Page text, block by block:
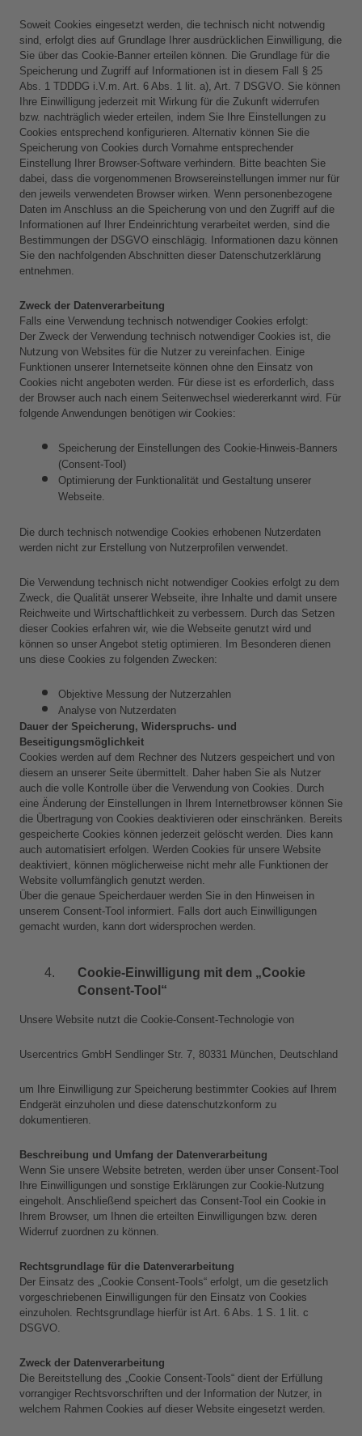
Soweit Cookies eingesetzt werden, die technisch nicht notwendig
sind, erfolgt dies auf Grundlage Ihrer ausdrücklichen Einwilligung, die
Sie über das Cookie-Banner erteilen können. Die Grundlage für die
Speicherung und Zugriff auf Informationen ist in diesem Fall § 25
Abs. 1 TDDDG i.V.m. Art. 6 Abs. 1 lit. a), Art. 7 DSGVO. Sie können
Ihre Einwilligung jederzeit mit Wirkung für die Zukunft widerrufen
bzw. nachträglich wieder erteilen, indem Sie Ihre Einstellungen zu
Cookies entsprechend konfigurieren. Alternativ können Sie die
Speicherung von Cookies durch Vornahme entsprechender
Einstellung Ihrer Browser-Software verhindern. Bitte beachten Sie
dabei, dass die vorgenommenen Browsereinstellungen immer nur für
den jeweils verwendeten Browser wirken. Wenn personenbezogene
Daten im Anschluss an die Speicherung von und den Zugriff auf die
Informationen auf Ihrer Endeinrichtung verarbeitet werden, sind die
Bestimmungen der DSGVO einschlägig. Informationen dazu können
Sie den nachfolgenden Abschnitten dieser Datenschutzerklärung
entnehmen.
Zweck der Datenverarbeitung
Falls eine Verwendung technisch notwendiger Cookies erfolgt:
Der Zweck der Verwendung technisch notwendiger Cookies ist, die
Nutzung von Websites für die Nutzer zu vereinfachen. Einige
Funktionen unserer Internetseite können ohne den Einsatz von
Cookies nicht angeboten werden. Für diese ist es erforderlich, dass
der Browser auch nach einem Seitenwechsel wiedererkannt wird. Für
folgende Anwendungen benötigen wir Cookies:
Speicherung der Einstellungen des Cookie-Hinweis-Banners
(Consent-Tool)
Optimierung der Funktionalität und Gestaltung unserer
Webseite.
Die durch technisch notwendige Cookies erhobenen Nutzerdaten
werden nicht zur Erstellung von Nutzerprofilen verwendet.
Die Verwendung technisch nicht notwendiger Cookies erfolgt zu dem
Zweck, die Qualität unserer Webseite, ihre Inhalte und damit unsere
Reichweite und Wirtschaftlichkeit zu verbessern. Durch das Setzen
dieser Cookies erfahren wir, wie die Webseite genutzt wird und
können so unser Angebot stetig optimieren. Im Besonderen dienen
uns diese Cookies zu folgenden Zwecken:
Objektive Messung der Nutzerzahlen
Analyse von Nutzerdaten
Dauer der Speicherung, Widerspruchs- und
Beseitigungsmöglichkeit
Cookies werden auf dem Rechner des Nutzers gespeichert und von
diesem an unserer Seite übermittelt. Daher haben Sie als Nutzer
auch die volle Kontrolle über die Verwendung von Cookies. Durch
eine Änderung der Einstellungen in Ihrem Internetbrowser können Sie
die Übertragung von Cookies deaktivieren oder einschränken. Bereits
gespeicherte Cookies können jederzeit gelöscht werden. Dies kann
auch automatisiert erfolgen. Werden Cookies für unsere Website
deaktiviert, können möglicherweise nicht mehr alle Funktionen der
Website vollumfänglich genutzt werden.
Über die genaue Speicherdauer werden Sie in den Hinweisen in
unserem Consent-Tool informiert. Falls dort auch Einwilligungen
gemacht wurden, kann dort widersprochen werden.
Cookie-Einwilligung mit dem „Cookie
Consent-Tool“
Unsere Website nutzt die Cookie-Consent-Technologie von
Usercentrics GmbH Sendlinger Str. 7, 80331 München, Deutschland
um Ihre Einwilligung zur Speicherung bestimmter Cookies auf Ihrem
Endgerät einzuholen und diese datenschutzkonform zu
dokumentieren.
Beschreibung und Umfang der Datenverarbeitung
Wenn Sie unsere Website betreten, werden über unser Consent-Tool
Ihre Einwilligungen und sonstige Erklärungen zur Cookie-Nutzung
eingeholt. Anschließend speichert das Consent-Tool ein Cookie in
Ihrem Browser, um Ihnen die erteilten Einwilligungen bzw. deren
Widerruf zuordnen zu können.
Rechtsgrundlage für die Datenverarbeitung
Der Einsatz des „Cookie Consent-Tools“ erfolgt, um die gesetzlich
vorgeschriebenen Einwilligungen für den Einsatz von Cookies
einzuholen. Rechtsgrundlage hierfür ist Art. 6 Abs. 1 S. 1 lit. c
DSGVO.
Zweck der Datenverarbeitung
Die Bereitstellung des „Cookie Consent-Tools“ dient der Erfüllung
vorrangiger Rechtsvorschriften und der Information der Nutzer, in
welchem Rahmen Cookies auf dieser Website eingesetzt werden.